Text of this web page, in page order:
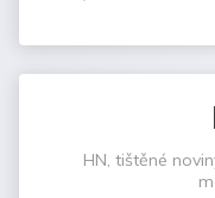
HN, tištěné